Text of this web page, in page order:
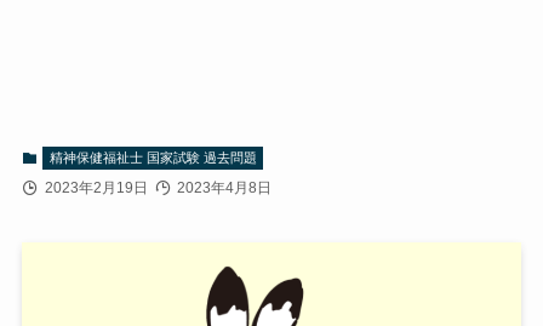
精神保健福祉士 国家試験 過去問題
2023年2月19日 2023年4月8日